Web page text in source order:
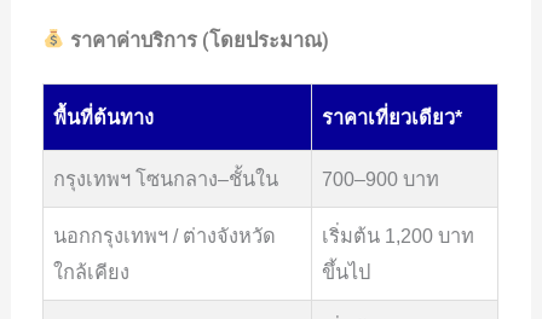
ราคาค่าบริการ (โดยประมาณ)
พื้นที่ต้นทาง ราคาเที่ยวเดียว*
กรุงเทพฯ โซนกลาง–ชั้นใน 700–900 บาท
นอกกรุงเทพฯ / ต่างจังหวัด
ใกล้เคียง
เริ่มต้น 1,200 บาท
ขึ้นไป